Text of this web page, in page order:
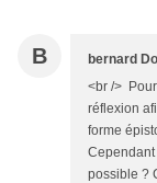
B bernard
<br />
réflexion
forme
Cependant
possible ?